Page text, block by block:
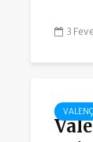
3